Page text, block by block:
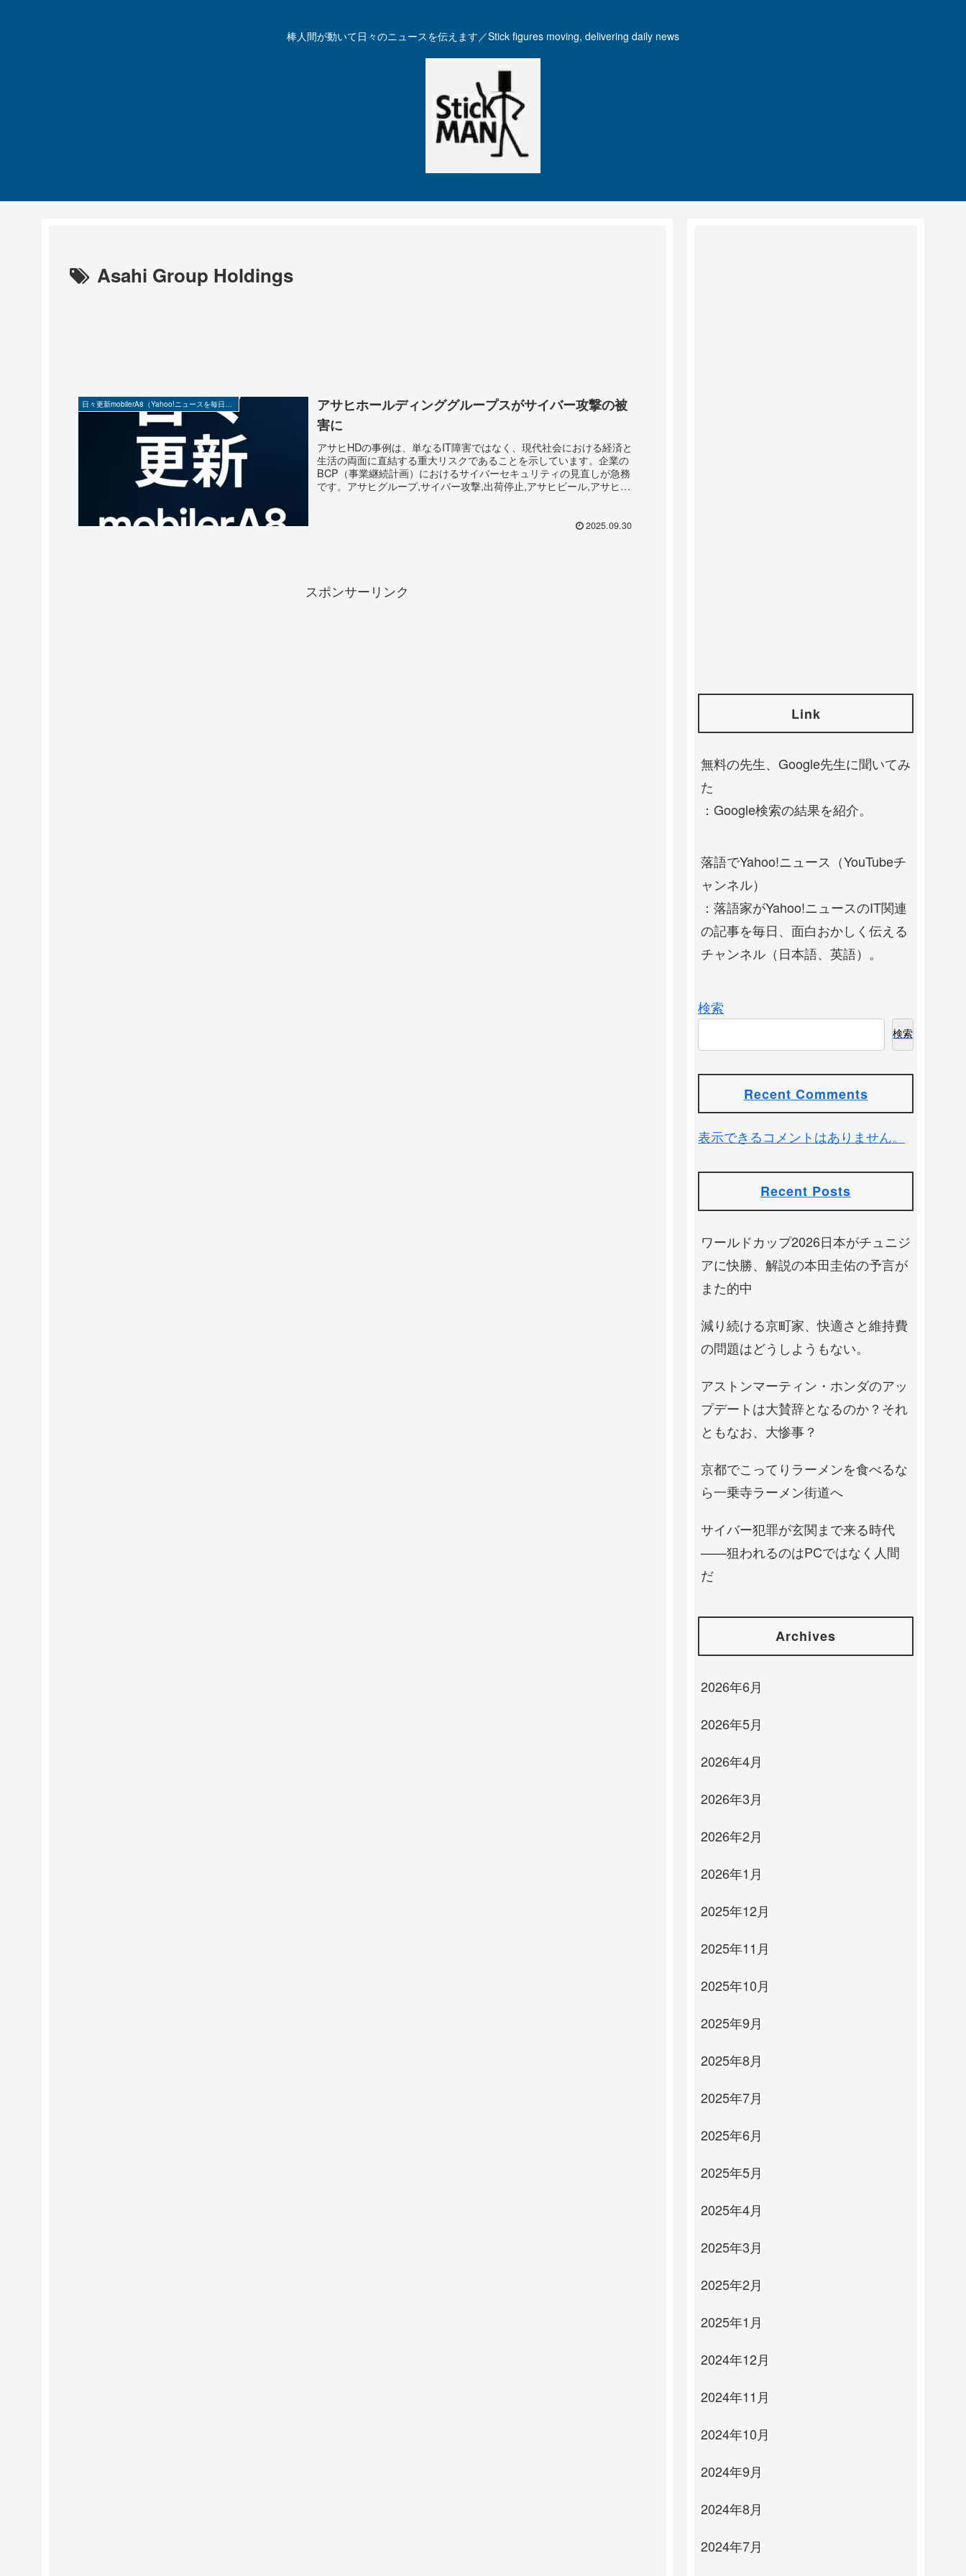
棒人間が動いて日々のニュースを伝えます／Stick figures moving, delivering daily news
Asahi Group Holdings
日々更新mobilerA8（Yahoo!ニュースを毎日ウォッチ）
アサヒホールディンググループスがサイバー攻撃の被
害に
アサヒHDの事例は、単なるIT障害ではなく、現代社会における経済と
生活の両面に直結する重大リスクであることを示しています。企業の
BCP（事業継続計画）におけるサイバーセキュリティの見直しが急務
です。アサヒグループ,サイバー攻撃,出荷停止,アサヒビール,アサヒ飲
2025.09.30
スポンサーリンク
Link
無料の先生、Google先生に聞いてみ
た
：Google検索の結果を紹介。
落語でYahoo!ニュース（YouTubeチ
ャンネル）
：落語家がYahoo!ニュースのIT関連
の記事を毎日、面白おかしく伝える
チャンネル（日本語、英語）。
検索
検索
Recent Comments
表示できるコメントはありません。
Recent Posts
ワールドカップ2026日本がチュニジ
アに快勝、解説の本田圭佑の予言が
また的中
減り続ける京町家、快適さと維持費
の問題はどうしようもない。
アストンマーティン・ホンダのアッ
プデートは大賛辞となるのか？それ
ともなお、大惨事？
京都でこってりラーメンを食べるな
ら一乗寺ラーメン街道へ
サイバー犯罪が玄関まで来る時代
——狙われるのはPCではなく人間
だ
Archives
2026年6月
2026年5月
2026年4月
2026年3月
2026年2月
2026年1月
2025年12月
2025年11月
2025年10月
2025年9月
2025年8月
2025年7月
2025年6月
2025年5月
2025年4月
2025年3月
2025年2月
2025年1月
2024年12月
2024年11月
2024年10月
2024年9月
2024年8月
2024年7月